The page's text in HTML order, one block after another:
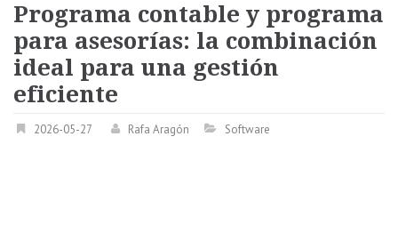
Programa contable y programa
para asesorías: la combinación
ideal para una gestión
eficiente
2026-05-27 Rafa Aragón Software